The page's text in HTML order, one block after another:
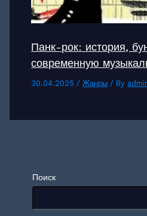
Панк-рок: история,
современную
30.04.2025 /Жанры / By
Поиск